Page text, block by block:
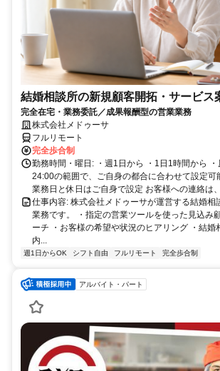
結婚相談所の新規顧客開拓・サービス
完全在宅・業務委託／成果報酬型の営業業務
株式会社メドゥーサ
フルリモート
完全歩合制
勤務時間・曜日: ・週1日から ・1日1時間から
24:00の範囲で、ご自身の都合に合わせて設定可
業務日と休日はご自身で設定 お客様への連絡は、
仕事内容: 株式会社メドゥーサが運営する結婚相
業務です。 ・指定の営業ツールを使った見込み
ーチ ・お客様の希望や状況のヒアリング ・結婚
内...
週1日からOK シフト自由 フルリモート 完全歩合制
アルバイト・パート